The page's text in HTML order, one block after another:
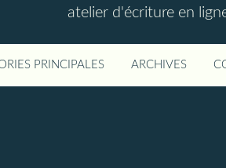
atelier d'écriture en
PRINCIPALES ARCHIVES